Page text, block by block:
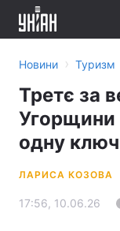
Новини › Туризм
Третє за
Угорщини
одну
ЛАРИСА КОЗОВА
17:56, 10.06.26